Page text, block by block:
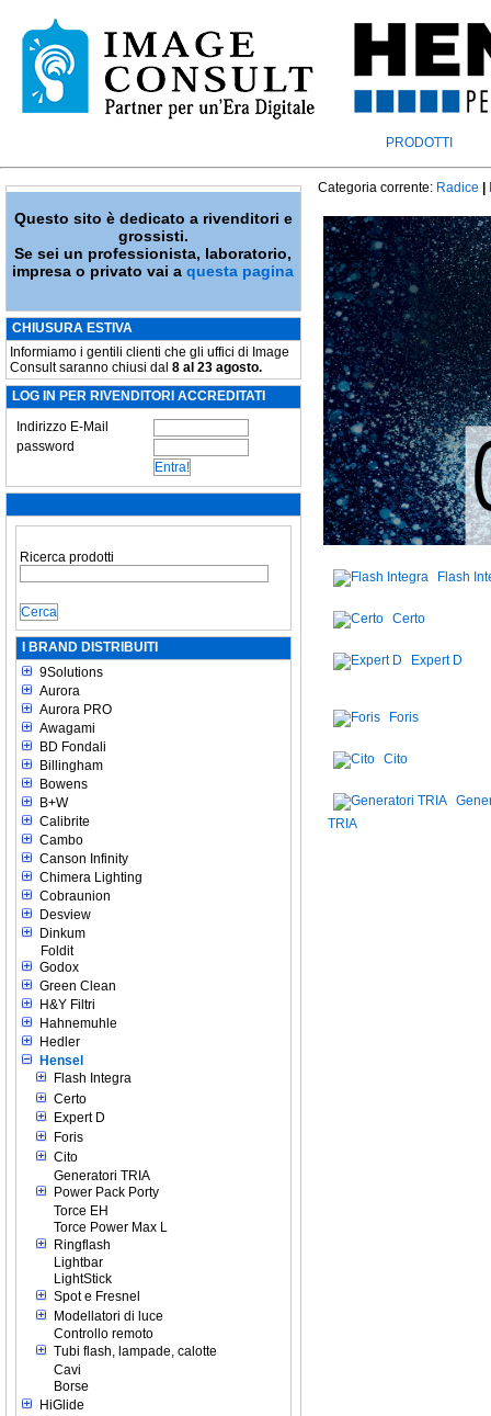
PRODOTTI
Questo sito è dedicato a rivenditori e
grossisti.
Se sei un professionista, laboratorio,
impresa o privato vai aquesta pagina
CHIUSURA ESTIVA
Informiamo i gentili clienti che gli uffici di Image
Consult saranno chiusi dal 8 al 23 agosto.
LOG IN PER RIVENDITORI ACCREDITATI
Indirizzo E-Mail
password
Ricerca prodotti
I BRAND DISTRIBUITI
9Solutions
Aurora
Aurora PRO
Awagami
BD Fondali
Billingham
Bowens
B+W
Calibrite
Cambo
Canson Infinity
Chimera Lighting
Cobraunion
Desview
Dinkum
Foldit
Godox
Green Clean
H&Y Filtri
Hahnemuhle
Hedler
Hensel
Flash Integra
Certo
Expert D
Foris
Cito
Generatori TRIA
Power Pack Porty
Torce EH
Torce Power Max L
Ringflash
Lightbar
LightStick
Spot e Fresnel
Modellatori di luce
Controllo remoto
Tubi flash, lampade, calotte
Cavi
Borse
HiGlide
Categoria corrente: Radice
Flash
Certo
Expert D
Foris
Cito
TRIA